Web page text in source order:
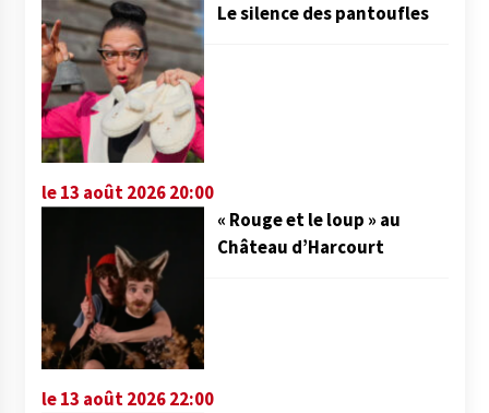
Le silence des pantoufles
le 13 août 2026 20:00
« Rouge et le loup » au
Château d’Harcourt
le 13 août 2026 22:00